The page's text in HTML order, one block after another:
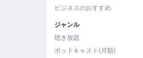
ビジネスのおすすめ
ジャンル
聴き放題
ポッドキャスト(月額)